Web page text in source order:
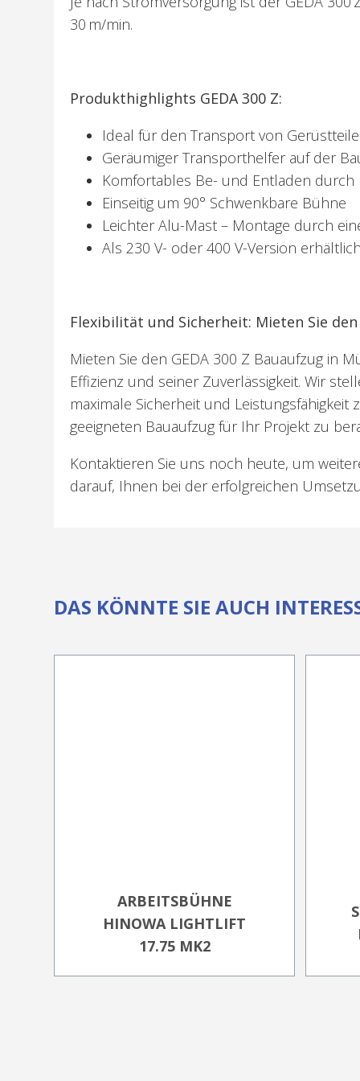
30 m/min.
Produkthighlights GEDA 300 Z:
Ideal für den Transport von
Geräumiger Transporthelfer auf der
Komfortables Be- und Entladen
Einseitig um 90° Schwenkbare Bühne
Leichter Alu-Mast – Montage durch
Als 230 V- oder 400 V-Version
Flexibilität und Sicherheit: Mieten Sie
Mieten Sie den GEDA 300 Z Bauaufzug in
Effizienz und seiner Zuverlässigkeit. Wir
maximale Sicherheit und
geeigneten Bauaufzug für Ihr Projekt zu
Kontaktieren Sie uns noch heute, um
darauf, Ihnen bei der erfolgreichen
DAS KÖNNTE SIE AUCH
ARBEITSBÜHNE
HINOWA LIGHTLIFT
17.75 MK2